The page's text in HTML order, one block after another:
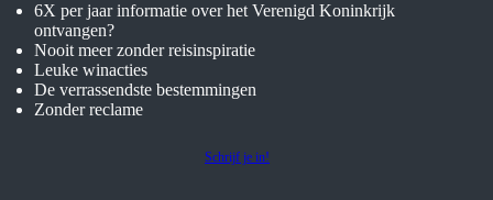
6X per jaar informatie over het Verenigd Koninkrijk
ontvangen?
Nooit meer zonder reisinspiratie
Leuke winacties
De verrassendste bestemmingen
Zonder reclame
Schrijf je in!